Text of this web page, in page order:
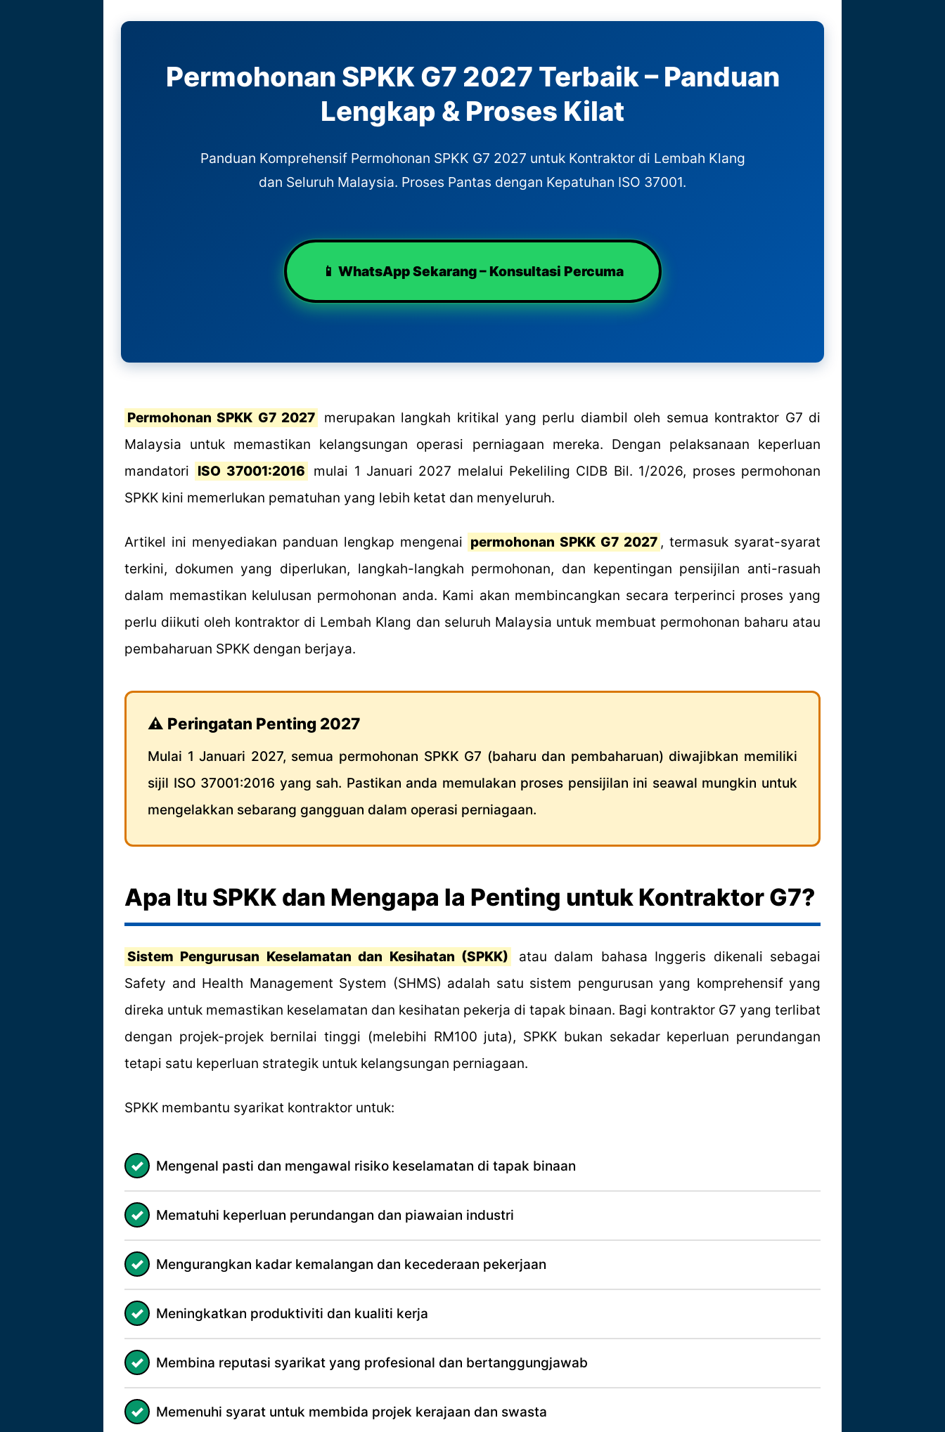
Permohonan SPKK G7 2027 Terbaik – Panduan
Lengkap & Proses Kilat
Panduan Komprehensif Permohonan SPKK G7 2027 untuk Kontraktor di Lembah Klang
dan Seluruh Malaysia. Proses Pantas dengan Kepatuhan ISO 37001.
📱 WhatsApp Sekarang – Konsultasi Percuma
Permohonan SPKK G7 2027
merupakan langkah kritikal yang perlu diambil oleh semua kontraktor G7 di
Malaysia untuk memastikan kelangsungan operasi perniagaan mereka. Dengan pelaksanaan keperluan
mandatori
ISO 37001:2016
mulai 1 Januari 2027 melalui Pekeliling CIDB Bil. 1/2026, proses permohonan
SPKK kini memerlukan pematuhan yang lebih ketat dan menyeluruh.
Artikel ini menyediakan panduan lengkap mengenai permohonan SPKK G7 2027 , termasuk syarat-syarat
terkini, dokumen yang diperlukan, langkah-langkah permohonan, dan kepentingan pensijilan anti-rasuah
dalam memastikan kelulusan permohonan anda. Kami akan membincangkan secara terperinci proses yang
perlu diikuti oleh kontraktor di Lembah Klang dan seluruh Malaysia untuk membuat permohonan baharu atau
pembaharuan SPKK dengan berjaya.
⚠️ Peringatan Penting 2027
Mulai 1 Januari 2027, semua permohonan SPKK G7 (baharu dan pembaharuan) diwajibkan memiliki
sijil ISO 37001:2016 yang sah. Pastikan anda memulakan proses pensijilan ini seawal mungkin untuk
mengelakkan sebarang gangguan dalam operasi perniagaan.
Apa Itu SPKK dan Mengapa Ia Penting untuk Kontraktor G7?
Sistem Pengurusan Keselamatan dan Kesihatan (SPKK)
atau dalam bahasa Inggeris dikenali sebagai
Safety and Health Management System (SHMS) adalah satu sistem pengurusan yang komprehensif yang
direka untuk memastikan keselamatan dan kesihatan pekerja di tapak binaan. Bagi kontraktor G7 yang terlibat
dengan projek-projek bernilai tinggi (melebihi RM100 juta), SPKK bukan sekadar keperluan perundangan
tetapi satu keperluan strategik untuk kelangsungan perniagaan.
SPKK membantu syarikat kontraktor untuk:
Mengenal pasti dan mengawal risiko keselamatan di tapak binaan
Mematuhi keperluan perundangan dan piawaian industri
Mengurangkan kadar kemalangan dan kecederaan pekerjaan
Meningkatkan produktiviti dan kualiti kerja
Membina reputasi syarikat yang profesional dan bertanggungjawab
Memenuhi syarat untuk membida projek kerajaan dan swasta